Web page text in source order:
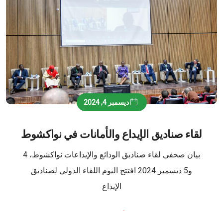
ديسمبر 4, 2024
لقاء صناديق الإيداع والأمانات في نواكشوط
بيان صحفي لقاء صناديق الودائع والإيداعات نواكشوط، 4
و5 ديسمبر 2024 افتتح اليوم اللقاء الدولي لصناديق
الإيداع